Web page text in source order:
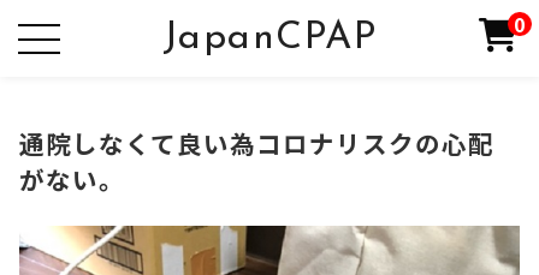
JapanCPAP 0
通院しなくて良い為コロナリスクの心配
がない。